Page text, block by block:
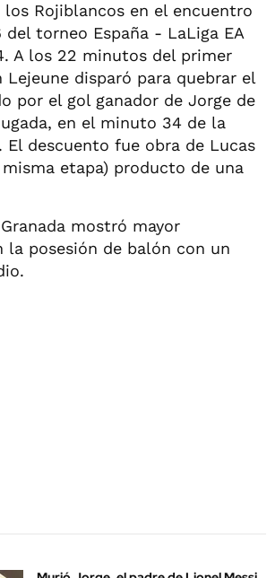
Rojiblancos en el encuentro
torneo España - LaLiga EA
A los 22 minutos del primer
disparó para quebrar el
por el gol ganador de Jorge de
en el minuto 34 de la
El descuento fue obra de Lucas
etapa) producto de una
mostró mayor
la posesión de balón con un